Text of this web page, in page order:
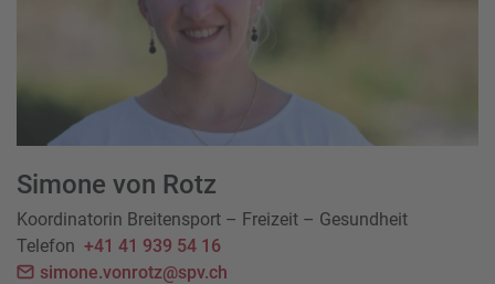
Simone von Rotz
Koordinatorin Breitensport – Freizeit – Gesundheit
Telefon +41 41 939 54 16
simone.vonrotz@spv.ch